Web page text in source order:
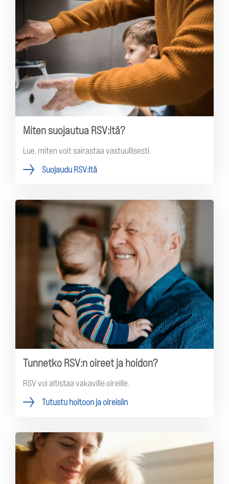
Miten suojautua RSV:ltä?
Lue, miten voit sairastaa vastuullisesti.
Suojaudu RSV:ltä
Tunnetko RSV:n oireet ja hoidon?
RSV voi altistaa vakaville oireille.
Tutustu hoitoon ja oireisiin